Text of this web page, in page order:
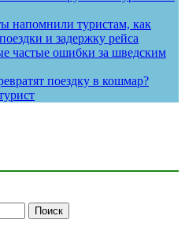
напомнили туристам, как
и задержку рейса
частые ошибки за шведским
поездку в кошмар?